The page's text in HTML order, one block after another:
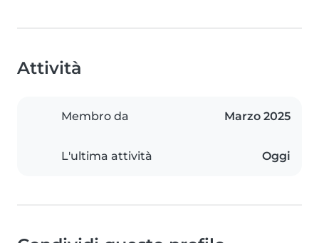
Attività
Membro da Marzo 2025
L'ultima attività Oggi